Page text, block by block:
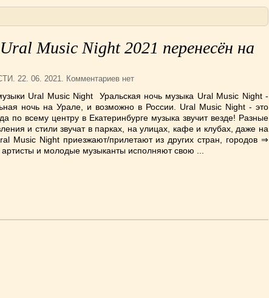
Music Night 2021 перенесён на
. 22. 06. 2021. Комментариев нет
Ural Music Night Уральская ночь музыка Ural Music Night -
ночь на Урале, и возможно в России. Ural Music Night - это
по всему центру в Екатеринбурге музыка звучит везде! Разные
и стили звучат в парках, на улицах, кафе и клубах, даже на
Music Night приезжают/прилетают из других стран, городов ⇒
и молодые музыканты исполняют свою ...